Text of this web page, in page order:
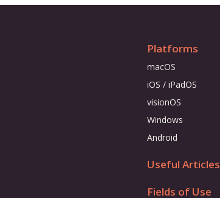
Platforms
macOS
iOS / iPadOS
visionOS
Windows
Android
Useful Articles
Fields of Use